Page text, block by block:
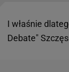
I właśnie
Debate"